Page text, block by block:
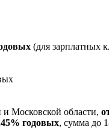
(для зарплатных
и Московской области,
годовых, сумма до